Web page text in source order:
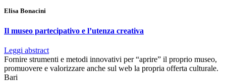
Elisa Bonacini
Il museo partecipativo e l’utenza creativa
Leggi abstract
Fornire strumenti e metodi innovativi per “aprire” il proprio museo,
promuovere e valorizzare anche sul web la propria offerta culturale.
Bari